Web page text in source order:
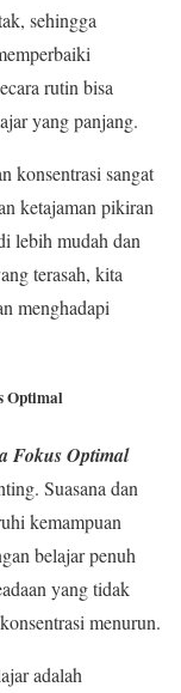
sehingga
rutin bisa
yang panjang.
konsentrasi sangat
ketajaman pikiran
lebih mudah dan
terasah, kita
menghadapi
Optimal
Fokus Optimal
Suasana dan
kemampuan
belajar penuh
yang tidak
menurun.
adalah